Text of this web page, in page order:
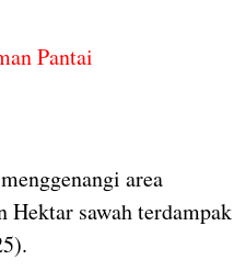
Pantai
area
Hektar sawah terdampak